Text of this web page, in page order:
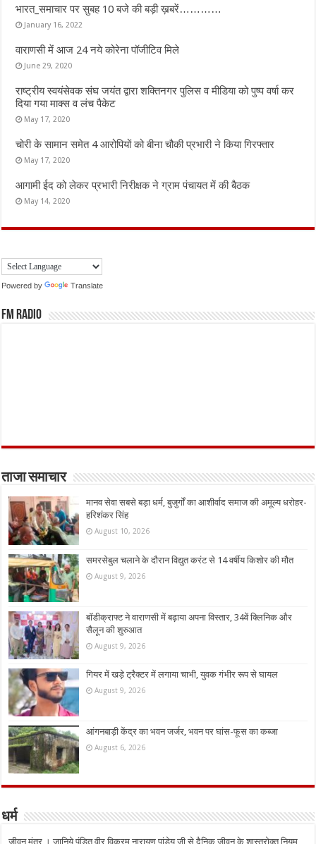
भारत_समाचार पर सुबह 10 बजे की बड़ी ख़बरें…………
January 16, 2022
वाराणसी में आज 24 नये कोरेना पॉजीटिव मिले
June 29, 2020
राष्ट्रीय स्वयंसेवक संघ जयंत द्वारा शक्तिनगर पुलिस व मीडिया को पुष्प वर्षा कर
दिया गया माक्स व लंच पैकेट
May 17, 2020
चोरी के सामान समेत 4 आरोपियों को बीना चौकी प्रभारी ने किया गिरफ्तार
May 17, 2020
आगामी ईद को लेकर प्रभारी निरीक्षक ने ग्राम पंचायत में की बैठक
May 14, 2020
Powered by Translate
FM Radio
ताजा समाचार
मानव सेवा सबसे बड़ा धर्म, बुजुर्गों का आशीर्वाद समाज की अमूल्य धरोहर-
हरिशंकर सिंह
August 10, 2026
समरसेबुल चलाने के दौरान विद्युत करंट से 14 वर्षीय किशोर की मौत
August 9, 2026
बॉडीक्राफ्ट ने वाराणसी में बढ़ाया अपना विस्तार, 34वें क्लिनिक और
सैलून की शुरुआत
August 9, 2026
गियर में खड़े ट्रैक्टर में लगाया चाभी, युवक गंभीर रूप से घायल
August 9, 2026
आंगनबाड़ी केंद्र का भवन जर्जर, भवन पर घांस-फूस का कब्जा
August 6, 2026
धर्म
जीवन मंत्र । जानिये पंडित वीर विक्रम नारायण पांडेय जी से दैनिक जीवन के शास्त्रोक्त नियम